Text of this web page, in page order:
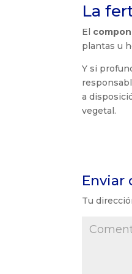
La
El
plantas u
Y si
a
vegetal.
Enviar
Tu